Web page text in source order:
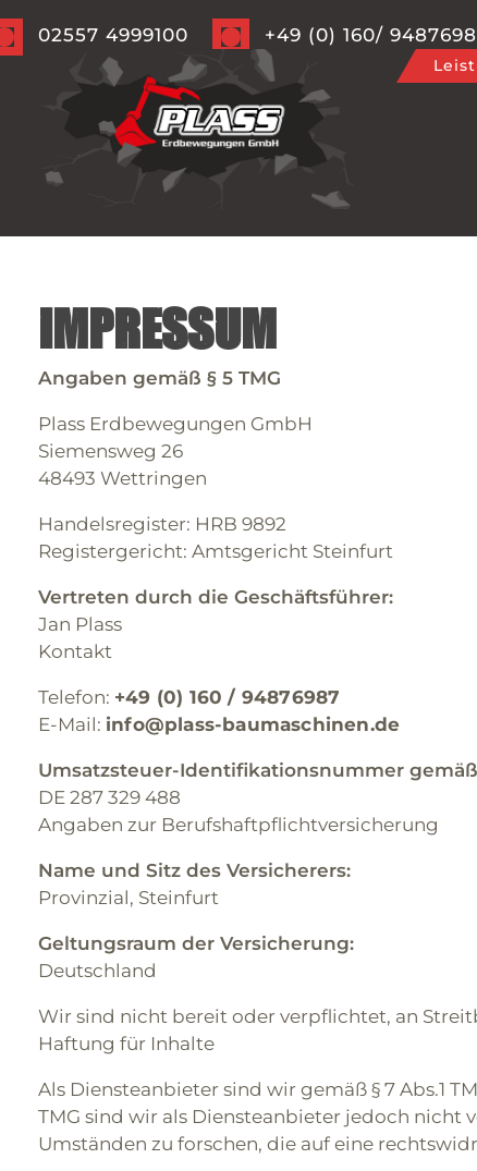
02557 4999100 +49 (0) 160/
Impressum
Angaben gemäß § 5 TMG
Plass Erdbewegungen GmbH
Siemensweg 26
48493 Wettringen
Handelsregister: HRB 9892
Registergericht: Amtsgericht Steinfurt
Vertreten durch die Geschäftsführer:
Jan Plass
Kontakt
Telefon: +49 (0) 160 / 94876987
E-Mail: info@plass-baumaschinen.de
Umsatzsteuer-Identifikationsnummer
DE 287 329 488
Angaben zur Berufshaftpflichtversicherung
Name und Sitz des Versicherers:
Provinzial, Steinfurt
Geltungsraum der Versicherung:
Deutschland
Wir sind nicht bereit oder verpflichtet, an
Haftung für Inhalte
Als Diensteanbieter sind wir gemäß § 7 Abs.1
TMG sind wir als Diensteanbieter jedoch
Umständen zu forschen, die auf eine